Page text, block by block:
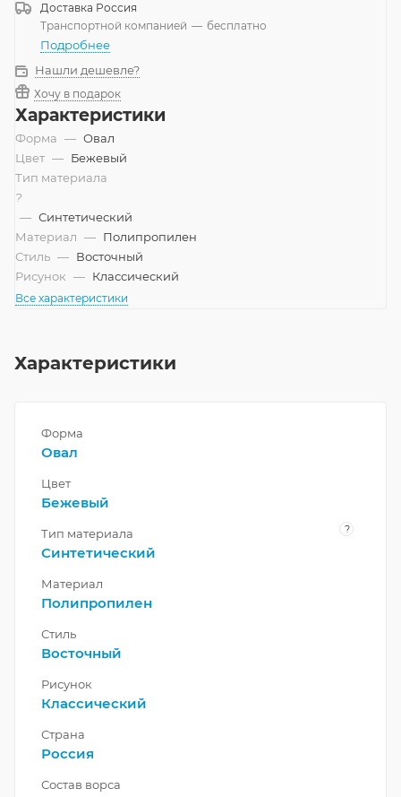
Доставка Россия
Транспортной компанией — бесплатно
Подробнее
Нашли дешевле?
Хочу в подарок
Характеристики
Форма — Овал
Цвет — Бежевый
Тип материала
?
— Синтетический
Материал — Полипропилен
Стиль — Восточный
Рисунок — Классический
Все характеристики
Характеристики
Форма
Овал
Цвет
Бежевый
Тип материала ?
Синтетический
Материал
Полипропилен
Стиль
Восточный
Рисунок
Классический
Страна
Россия
Состав ворса